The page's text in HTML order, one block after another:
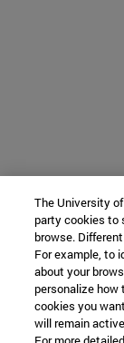
The University
party cookies to
browse.
For example, to
about your
personalize
cookies you
will remain